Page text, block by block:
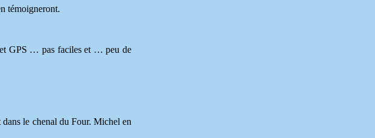
témoigneront.
GPS … pas faciles et … peu de
le chenal du Four. Michel en